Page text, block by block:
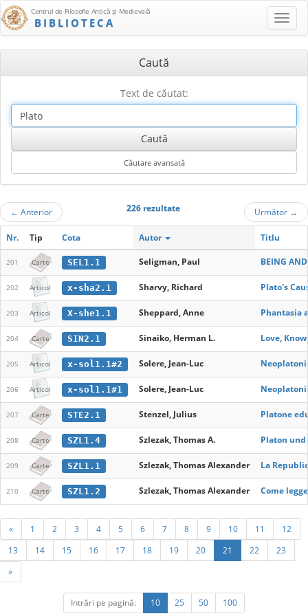
Centrul de Filosofie Antică şi Medievală
BIBLIOTECA
Caută
Text de căutat:
← Anterior 226 rezultate Următor →
Nr. Tip Cota Autor Titlu
201 Carte SEL1.1 Seligman, Paul BEING
202 Articol x-sha2.1 Sharvy, Richard Plato's
203 Articol X-she1.1 Sheppard, Anne Phantasia
204 Carte SIN2.1 Sinaiko, Herman L. Love,
205 Articol x-sol1.1#2 Solere, Jean-Luc
206 Articol x-sol1.1#1 Solere, Jean-Luc
207 Carte STE2.1 Stenzel, Julius Platone
208 Carte SZL1.4 Szlezak, Thomas A. Platon
209 Carte SZL1.1 Szlezak, Thomas Alexander La
210 Carte SZL1.2 Szlezak, Thomas Alexander Come
« 1 2 3 4 5 6 7 8 9 10 11
12
13
14 15 16 17 18 19 20 21 22
23
»
Intrări pe pagină: 10 25 50 100